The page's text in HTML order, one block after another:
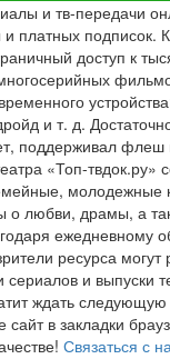
и тв-передачи
платных подписок.
доступ к
и т. д.
поддерживал флеш
«Топ-твдок.ру»
молодежные
о любви, драмы, а
ежедневному
ресурса могут
сериалов и выпуски
ждать
сайт в закладки
Связаться с